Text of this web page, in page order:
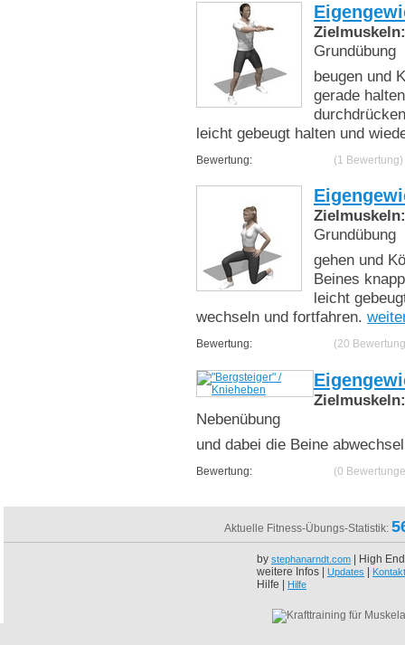
Zielmuskeln:
Grundübung
beugen und
gerade
leicht gebeugt halten und
Bewertung: (1 Bewertung)
Zielmuskeln:
Grundübung
gehen und
Beines
leicht
wechseln und fortfahren.
Bewertung: (20
Zielmuskeln:
Nebenübung
und dabei die Beine
Bewertung: (0
Aktuelle Fitness-Übungs-Statistik:
by stephanarndt.com | High
weitere Infos | Updates Kontakt
Hilfe | Hilfe